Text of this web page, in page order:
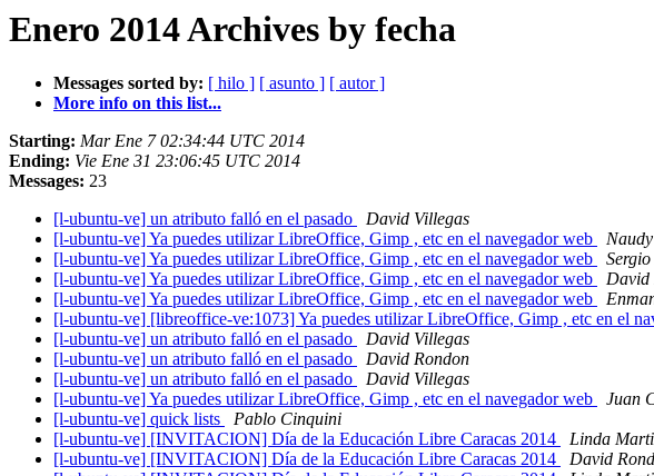
Enero 2014 Archives by fecha
Messages sorted by: [ hilo ] [ asunto ] [ autor ]
More info on this list...
Starting: Mar Ene 7 02:34:44 UTC 2014
Ending: Vie Ene 31 23:06:45 UTC 2014
Messages: 23
[l-ubuntu-ve] un atributo falló en el pasado
David Villegas
[l-ubuntu-ve] Ya puedes utilizar LibreOffice, Gimp , etc en el navegador web
[l-ubuntu-ve] Ya puedes utilizar LibreOffice, Gimp , etc en el navegador web
Sergio
[l-ubuntu-ve] Ya puedes utilizar LibreOffice, Gimp , etc en el navegador web
David
[l-ubuntu-ve] Ya puedes utilizar LibreOffice, Gimp , etc en el navegador web
[l-ubuntu-ve] [libreoffice-ve:1073] Ya puedes utilizar LibreOffice, Gimp , etc en el
[l-ubuntu-ve] un atributo falló en el pasado
David Villegas
[l-ubuntu-ve] un atributo falló en el pasado
David Rondon
[l-ubuntu-ve] un atributo falló en el pasado
David Villegas
[l-ubuntu-ve] Ya puedes utilizar LibreOffice, Gimp , etc en el navegador web
Juan
[l-ubuntu-ve] quick lists
Pablo Cinquini
[l-ubuntu-ve] [INVITACION] Día de la Educación Libre Caracas 2014
Linda
[l-ubuntu-ve] [INVITACION] Día de la Educación Libre Caracas 2014
David